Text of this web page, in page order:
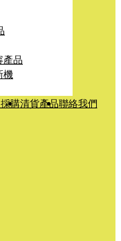
產品
機
購清貨產品聯絡我們